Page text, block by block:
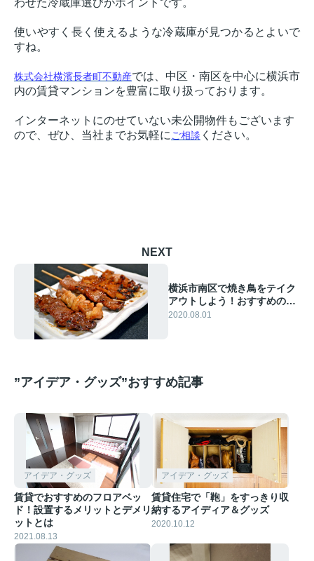
わせた冷蔵庫選びがポイントです。
使いやすく長く使えるような冷蔵庫が見つかるとよいで
すね。
株式会社横濱長者町不動産では、中区・南区を中心に横浜市
内の賃貸マンションを豊富に取り扱っております。
インターネットにのせていない未公開物件もございます
ので、ぜひ、当社までお気軽にご相談 ください。
NEXT
横浜市南区で焼き鳥をテイク
アウトしよう！おすすめの2
店舗はここ
2020.08.01
”アイデア・グッズ”おすすめ記事
アイデア・グッズ
賃貸でおすすめのフロアベッ
ド！設置するメリットとデメリ
ットとは
2021.08.13
アイデア・グッズ
賃貸住宅で「鞄」をすっきり収
納するアイディア＆グッズ
2020.10.12